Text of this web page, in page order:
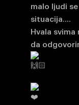
malo ljudi
situacija….
Hvala svima
da